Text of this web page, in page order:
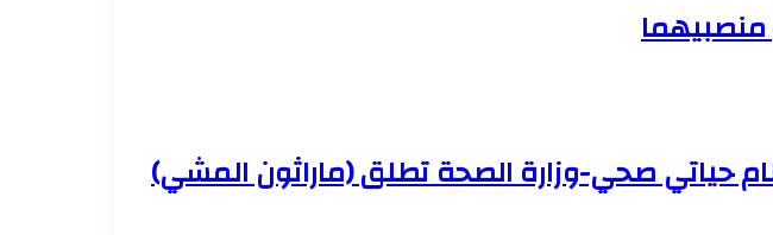
منصبيهما
حياتي صحي-وزارة الصحة تطلق (ماراثون المشي)